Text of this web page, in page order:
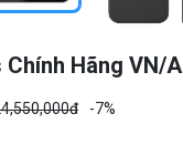
Chính Hãng VN/A
-7%